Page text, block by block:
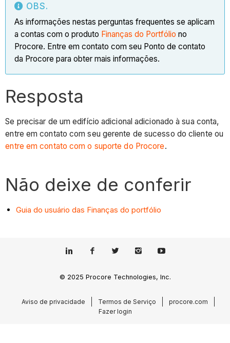
OBS.
As informações nestas perguntas frequentes se aplicam
a contas com o produto Finanças do Portfólio no
Procore. Entre em contato com seu Ponto de contato
da Procore para obter mais informações.
Resposta
Se precisar de um edifício adicional adicionado à sua conta,
entre em contato com seu gerente de sucesso do cliente ou
entre em contato com o suporte do Procore.
Não deixe de conferir
Guia do usuário das Finanças do portfólio
© 2025 Procore Technologies, Inc.
Aviso de privacidade Termos de Serviço
procore.com
Fazer login